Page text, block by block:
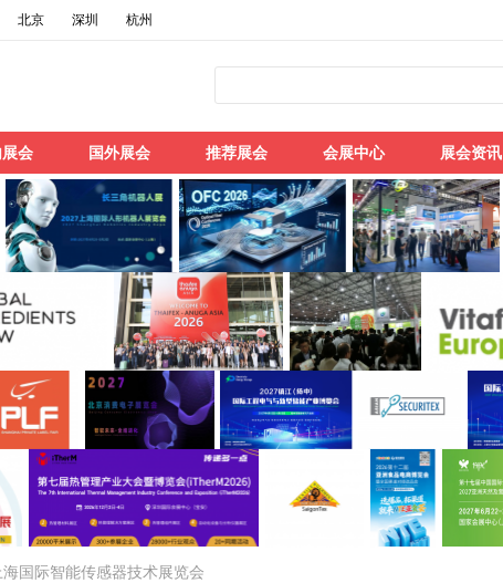
北京 深圳 杭州
展会 国外展会 推荐展会 会展中心 展会资讯
国际智能传感器技术展览会